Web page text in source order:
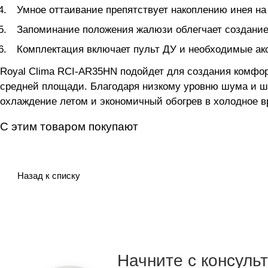
Умное оттаивание препятствует накоплению инея
Запоминание положения жалюзи облегчает
Комплектация включает пульт ДУ и необходимые
Royal Clima RCI-AR35HN подойдет для создания
средней площади. Благодаря низкому уровню шума и
охлаждение летом и экономичный обогрев в холодное
С этим товаром покупают
Назад к списку
Начните с